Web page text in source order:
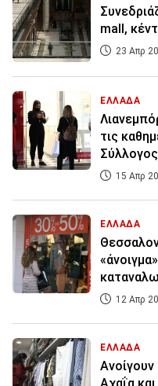
mall,
23 Απρ
ΕΛΛΑΔΑ
τις
15 Απρ
ΕΛΛΑΔΑ
12 Απρ
ΕΛΛΑΔΑ